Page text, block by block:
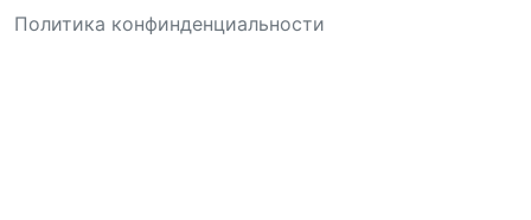
Политика конфинденциальности